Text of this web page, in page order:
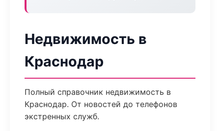
Недвижимость в
Краснодар
Полный справочник недвижимость в
Краснодар. От новостей до телефонов
экстренных служб.